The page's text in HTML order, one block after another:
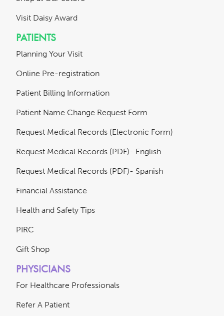
Visit Daisy Award
PATIENTS
Planning Your Visit
Online Pre-registration
Patient Billing Information
Patient Name Change Request Form
Request Medical Records (Electronic Form)
Request Medical Records (PDF)- English
Request Medical Records (PDF)- Spanish
Financial Assistance
Health and Safety Tips
PIRC
Gift Shop
PHYSICIANS
For Healthcare Professionals
Refer A Patient